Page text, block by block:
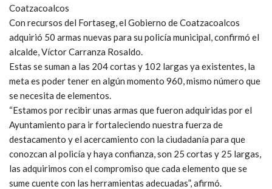
Coatzacoalcos
Con recursos del Fortaseg, el Gobierno de Coatzacoalcos
adquirió 50 armas nuevas para su policía municipal, confirmó el
alcalde, Víctor Carranza Rosaldo.
Estas se suman a las 204 cortas y 102 largas ya existentes, la
meta es poder tener en algún momento 960, mismo número que
se necesita de elementos.
“Estamos por recibir unas armas que fueron adquiridas por el
Ayuntamiento para ir fortaleciendo nuestra fuerza de
destacamento y el acercamiento con la ciudadanía para que
conozcan al policía y haya confianza, son 25 cortas y 25 largas,
las adquirimos con el compromiso que cada elemento que se
sume cuente con las herramientas adecuadas”, afirmó.